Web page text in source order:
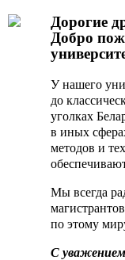
Дорогие
Добро
У нашего
до
уголках
в иных
методов и
Мы всегда
по этому
С